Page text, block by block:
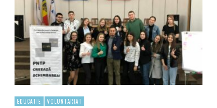
EDUCATIE VOLUNTARIAT